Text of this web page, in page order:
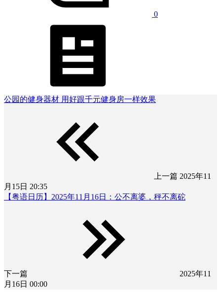
0
公园的健身器材 用好跟千元健身房一样效果
上一篇 2025年11
月15日 20:35
【粤语日历】2025年11月16日：公不离婆，秤不离砣
下一篇
2025年11
月16日 00:00